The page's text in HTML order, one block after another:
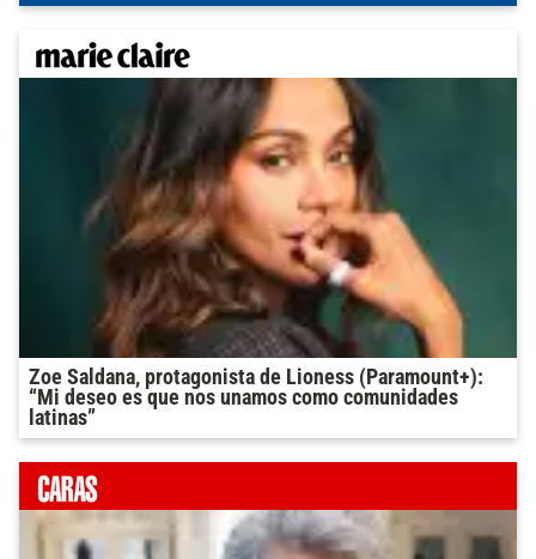
Zoe Saldana, protagonista de Lioness (Paramount+):
“Mi deseo es que nos unamos como comunidades
latinas”